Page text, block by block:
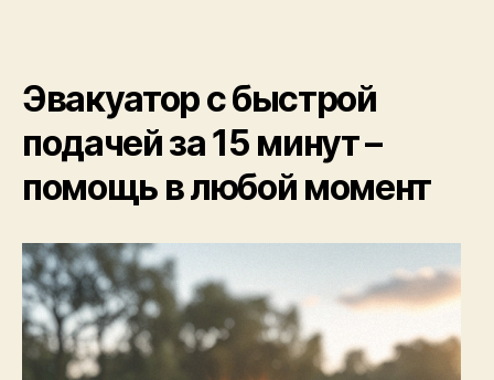
–
комфортная
перевозка
авто
Эвакуатор с быстрой
подачей за 15 минут –
помощь в любой момент